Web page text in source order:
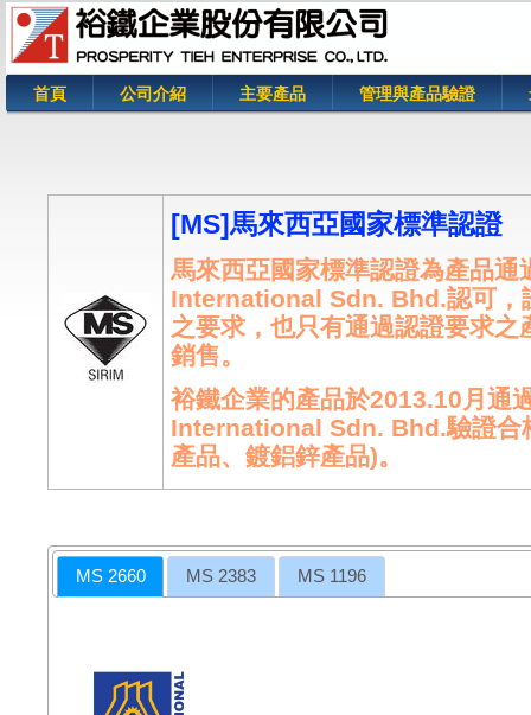
首頁 公司介紹 主要產品 管理與產品驗證
[MS]馬來西亞國家標準認證
馬來西亞國家標準認證為產品
International Sdn. Bhd.認可，
之要求，也只有通過認證要求
銷售。
裕鐵企業的產品於2013.10月通
International Sdn. Bhd.驗證合
產品、鍍鋁鋅產品)。
MS 2660 MS 2383 MS 1196